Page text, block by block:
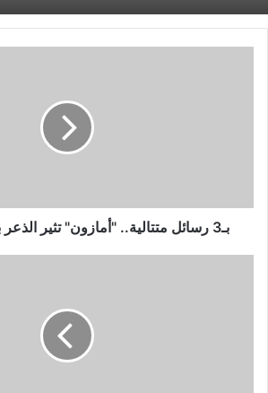
بـ3 رسائل متتالية.. "أمازون" تثير الذعر بين المستخدمين